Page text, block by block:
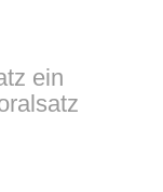
ein